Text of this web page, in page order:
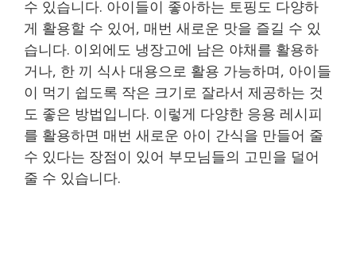
수 있습니다. 아이들이 좋아하는 토핑도 다양하
게 활용할 수 있어, 매번 새로운 맛을 즐길 수 있
습니다. 이외에도 냉장고에 남은 야채를 활용하
거나, 한 끼 식사 대용으로 활용 가능하며, 아이들
이 먹기 쉽도록 작은 크기로 잘라서 제공하는 것
도 좋은 방법입니다. 이렇게 다양한 응용 레시피
를 활용하면 매번 새로운 아이 간식을 만들어 줄
수 있다는 장점이 있어 부모님들의 고민을 덜어
줄 수 있습니다.